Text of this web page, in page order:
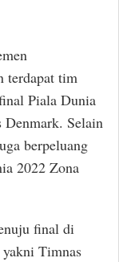
terdapat tim
Piala Dunia
Denmark. Selain
berpeluang
2022 Zona
final di
Timnas